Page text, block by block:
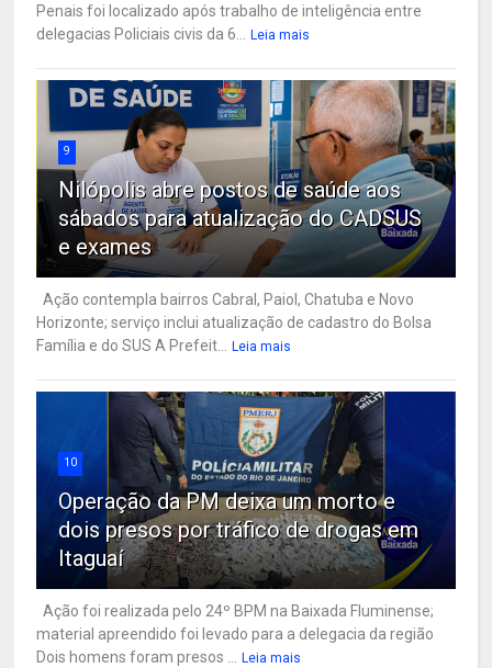
Penais foi localizado após trabalho de inteligência entre
delegacias Policiais civis da 6...
Leia mais
9
Nilópolis abre postos de saúde aos
sábados para atualização do CADSUS
e exames
Ação contempla bairros Cabral, Paiol, Chatuba e Novo
Horizonte; serviço inclui atualização de cadastro do Bolsa
Família e do SUS A Prefeit...
Leia mais
10
Operação da PM deixa um morto e
dois presos por tráfico de drogas em
Itaguaí
Ação foi realizada pelo 24º BPM na Baixada Fluminense;
material apreendido foi levado para a delegacia da região
Dois homens foram presos ...
Leia mais